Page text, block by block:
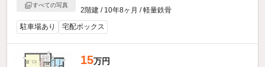
すべての写真
2階建 / 10年8ヶ月 / 軽量鉄骨
駐車場あり
宅配ボックス
15万円